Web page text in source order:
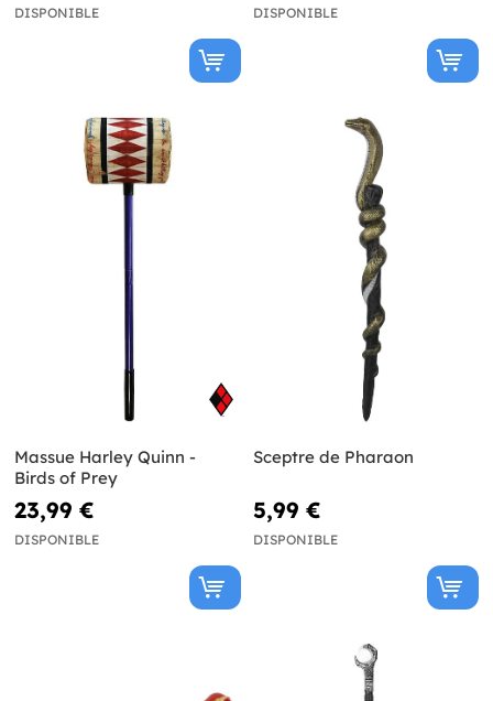
DISPONIBLE DISPONIBLE
Massue Harley Quinn -
Birds of Prey
23,99 €
DISPONIBLE
Sceptre de Pharaon
5,99 €
DISPONIBLE